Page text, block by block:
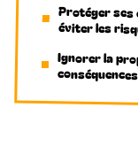
Protéger
éviter les
Ignorer la